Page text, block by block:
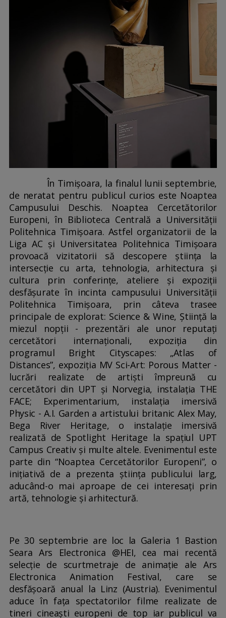
În Timișoara, la finalul lunii septembrie,
de neratat pentru publicul curios este Noaptea
Campusului Deschis. Noaptea Cercetătorilor
Europeni, în Biblioteca Centrală a Universității
Politehnica Timișoara. Astfel organizatorii de la
Liga AC și Universitatea Politehnica Timișoara
provoacă vizitatorii să descopere știința la
intersecție cu arta, tehnologia, arhitectura și
cultura prin conferințe, ateliere și expoziții
desfășurate în incinta campusului Universității
Politehnica Timișoara, prin câteva trasee
principale de explorat: Science & Wine, Știință la
miezul nopții - prezentări ale unor reputați
cercetători internaționali, expoziția din
programul Bright Cityscapes: „Atlas of
Distances”, expoziția MV Sci-Art: Porous Matter -
lucrări realizate de artiști împreună cu
cercetători din UPT și Norvegia, instalația THE
FACE; Experimentarium, instalația imersivă
Physic - A.I. Garden a artistului britanic Alex May,
Bega River Heritage, o instalație imersivă
realizată de Spotlight Heritage la spațiul UPT
Campus Creativ și multe altele. Evenimentul este
parte din “Noaptea Cercetătorilor Europeni”, o
inițiativă de a prezenta știința publicului larg,
aducând-o mai aproape de cei interesați prin
artă, tehnologie și arhitectură.
Pe 30 septembrie are loc la Galeria 1 Bastion
Seara Ars Electronica @HEI, cea mai recentă
selecție de scurtmetraje de animație ale Ars
Electronica Animation Festival, care se
desfășoară anual la Linz (Austria). Evenimentul
aduce în fața spectatorilor filme realizate de
tineri cineaști europeni de top iar publicul va